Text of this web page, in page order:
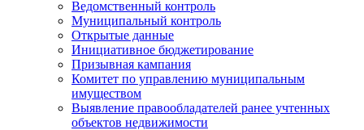
Ведомственный контроль
Муниципальный контроль
Открытые данные
Инициативное бюджетирование
Призывная кампания
Комитет по управлению муниципальным
имуществом
Выявление правообладателей ранее учтенных
объектов недвижимости